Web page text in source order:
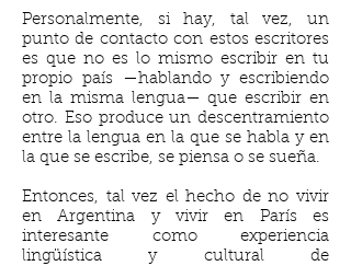
Personalmente, si hay, tal vez, un
punto de contacto con estos escritores
es que no es lo mismo escribir en tu
propio país —hablando y escribiendo
en la misma lengua— que escribir en
otro. Eso produce un descentramiento
entre la lengua en la que se habla y en
la que se escribe, se piensa o se sueña.
Entonces, tal vez el hecho de no vivir
en Argentina y vivir en París es
interesante como experiencia
lingüística y cultural de